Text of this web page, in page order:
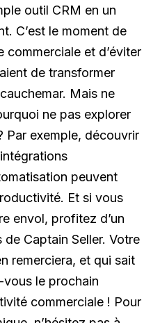
outil CRM en un
C’est le moment de
commerciale et d’éviter
de transformer
Mais ne
ne pas explorer
Par exemple, découvrir
peuvent
Et si vous
envol, profitez d’un
Captain Seller. Votre
remerciera, et qui sait
le prochain
commerciale ! Pour